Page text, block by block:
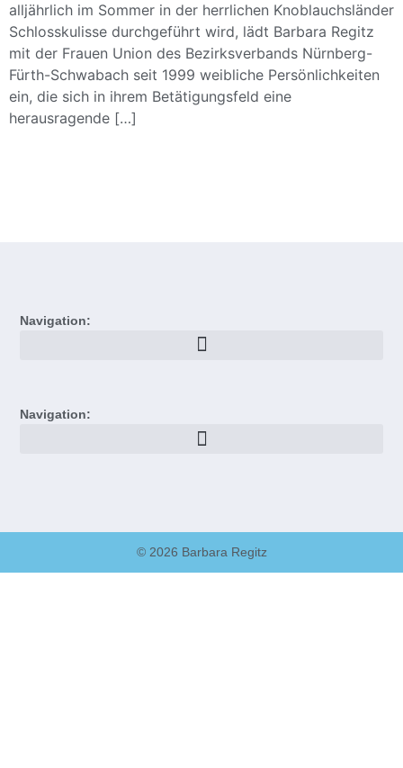
alljährlich im Sommer in der herrlichen Knoblauchsländer
Schlosskulisse durchgeführt wird, lädt Barbara Regitz
mit der Frauen Union des Bezirksverbands Nürnberg-
Fürth-Schwabach seit 1999 weibliche Persönlichkeiten
ein, die sich in ihrem Betätigungsfeld eine
herausragende […]
Navigation:
Navigation:
© 2026 Barbara Regitz